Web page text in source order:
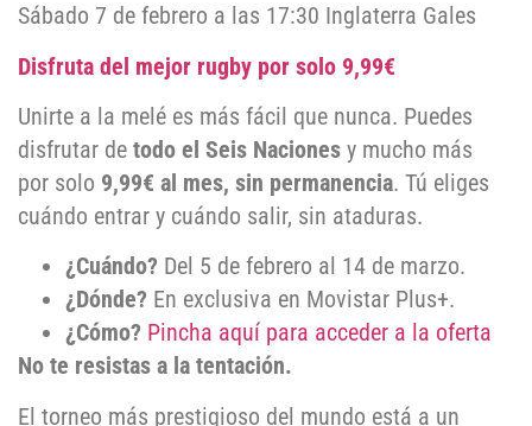
Sábado 7 de febrero a las 17:30 Inglaterra Gales
Disfruta del mejor rugby por solo 9,99€
Unirte a la melé es más fácil que nunca. Puedes
disfrutar de todo el Seis Naciones y mucho más
por solo 9,99€ al mes, sin permanencia. Tú eliges
cuándo entrar y cuándo salir, sin ataduras.
¿Cuándo? Del 5 de febrero al 14 de marzo.
¿Dónde? En exclusiva en Movistar Plus+.
¿Cómo? Pincha aquí para acceder a la oferta
No te resistas a la tentación.
El torneo más prestigioso del mundo está a un